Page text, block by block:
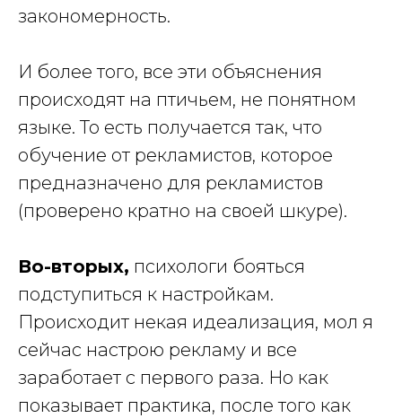
закономерность.
И более того, все эти объяснения
происходят на птичьем, не понятном
языке. То есть получается так, что
обучение от рекламистов, которое
предназначено для рекламистов
(проверено кратно на своей шкуре).
Во-вторых, психологи бояться
подступиться к настройкам.
Происходит некая идеализация, мол я
сейчас настрою рекламу и все
заработает с первого раза. Но как
показывает практика, после того как